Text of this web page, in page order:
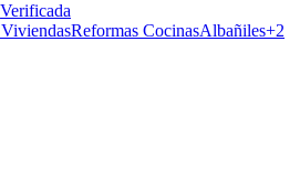
Verificada
Reformas CocinasAlbañiles+2